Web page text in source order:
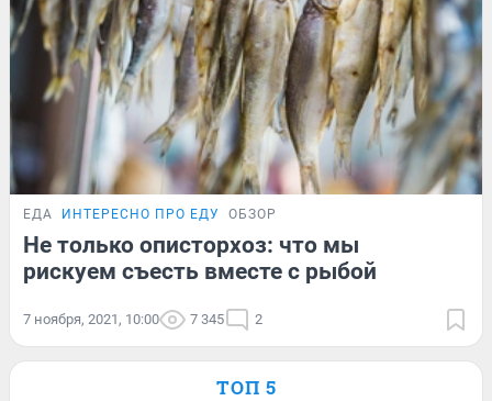
ЕДА ИНТЕРЕСНО ПРО ЕДУ ОБЗОР
Не только описторхоз: что мы
рискуем съесть вместе с рыбой
7 ноября, 2021, 10:00 7 345 2
ТОП 5